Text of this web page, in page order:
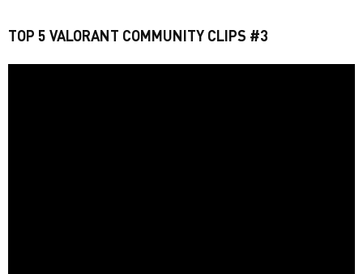
TOP 5 VALORANT COMMUNITY CLIPS #3